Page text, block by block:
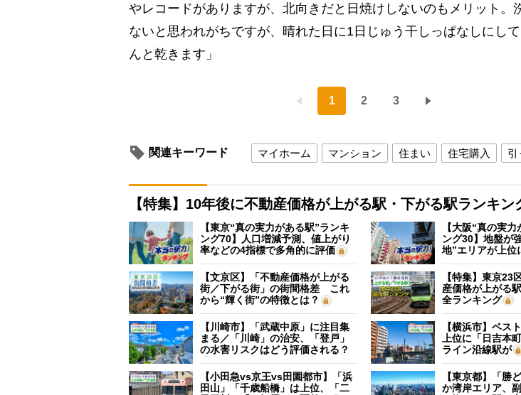
やレコードがありますが、北向きだと日焼けしないのもメリット。
ないと思われがちですが、晴れた日に1日じゅう干しっぱなしにし
んと乾きます」
1 2 3
関連キーワード マイホーム マンション 住まい 住宅購入 引
【特集】10年後に不動産価格が上がる駅・下がる駅ランキン
【東京“真の実力がある駅”ランキ
ング70】人口増減予測、値上がり
率などの4指標で多角的に評価
【大阪“真の実
ング30】地盤が
地”エリアが上位
【文京区】「不動産価格が上がる
街／下がる街」の街間格差 これ
から“輝く街”の特徴とは？
【特集】東京23
産価格が上がる
全ランキング
【川崎市】「武蔵中原」に注目集
まる／「川崎」の治安、「登戸」
の水害リスクはどう評価される？
【横浜市】ベ
上位に「日吉本
ライン沿線駅が
【小田急vs京王vs田園都市】「浜
田山」「千歳船橋」は上位、「二
【東京都】「勝
か湾岸エリア、